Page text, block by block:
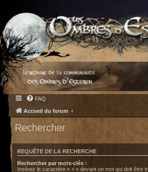
FAQ
Accueil du forum
Rechercher
REQUÊTE DE LA RECHERCHE
Rechercher par mots-clés :
Insérez le caractère « + » devant un mot qui doit être